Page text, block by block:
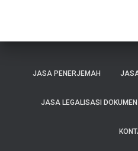
JASA PENERJEMAH
JASA LEGALISASI DOKUMEN